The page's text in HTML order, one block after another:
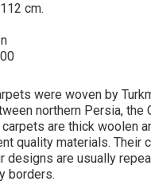
cm.
were woven by
northern Persia, the
are thick woolen
quality materials. Their
designs are usually
borders.